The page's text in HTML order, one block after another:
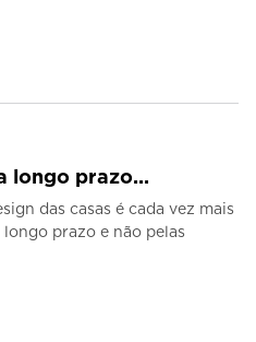
longo prazo...
das casas é cada vez mais
prazo e não pelas